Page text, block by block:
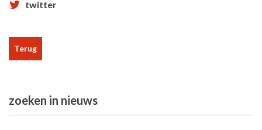
twitter
Terug
zoeken in nieuws